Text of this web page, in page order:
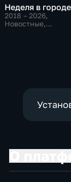
Неделя в городе
2018 – 2026,
Новостные,